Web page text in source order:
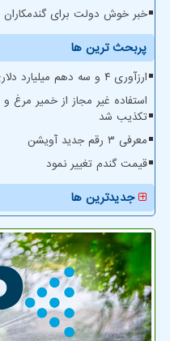
خبر خوش دولت برای گندمکاران
پربحث ترین ها
ارزآوری ۴ و سه دهم میلیارد دلاری محصولات باغی و گلخانه ای
استفاده غیر مجاز از خمیر
تکذیب شد
معرفی ۳ رقم جدید آویشن
قیمت گندم تغییر نمود
جدیدترین ها